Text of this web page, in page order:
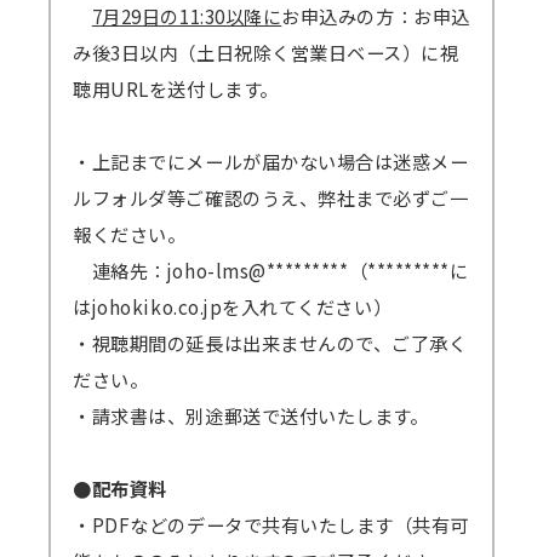
7月29日の11:30以降にお申込みの方：お申込
み後3日以内（土日祝除く営業日ベース）に視
聴用URLを送付します。
・上記までにメールが届かない場合は迷惑メー
ルフォルダ等ご確認のうえ、弊社まで必ずご一
報ください。
連絡先：joho-lms@*********（*********に
はjohokiko.co.jpを入れてください）
・視聴期間の延長は出来ませんので、ご了承く
ださい。
・請求書は、別途郵送で送付いたします。
●配布資料
・PDFなどのデータで共有いたします（共有可